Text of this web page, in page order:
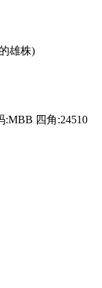
雄株)
:MBB 四角:24510